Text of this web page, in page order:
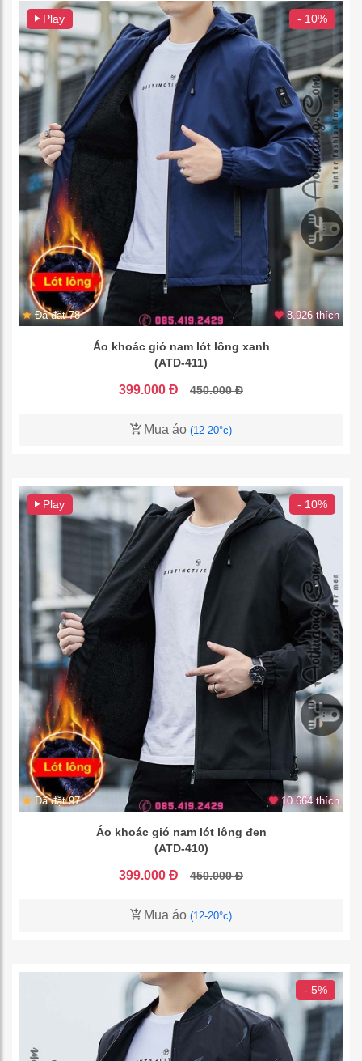
- 10%
Play
Đã đặt 78 8.926 thích
Áo khoác gió nam lót lông xanh
(ATD-411)
399.000 Đ 450.000 Đ
Mua áo (12-20°c)
- 10%
Play
Đã đặt 97 10.664 thích
Áo khoác gió nam lót lông đen
(ATD-410)
399.000 Đ 450.000 Đ
Mua áo (12-20°c)
- 5%